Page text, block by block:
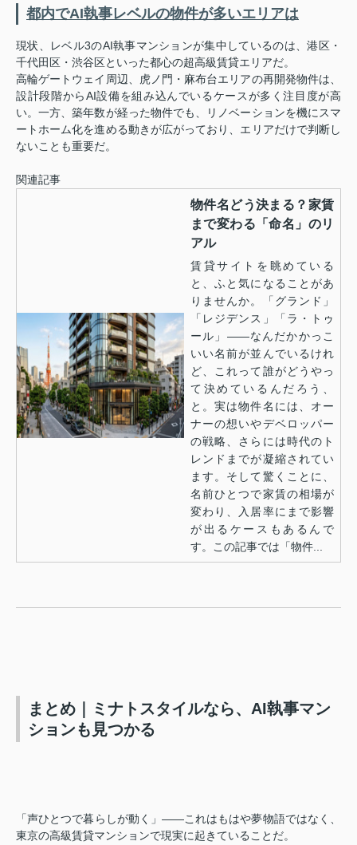
都内でAI執事レベルの物件が多いエリアは
現状、レベル3のAI執事マンションが集中しているのは、港区・
千代田区・渋谷区といった都心の超高級賃貸エリアだ。
高輪ゲートウェイ周辺、虎ノ門・麻布台エリアの再開発物件は、
設計段階からAI設備を組み込んでいるケースが多く注目度が高
い。一方、築年数が経った物件でも、リノベーションを機にスマ
ートホーム化を進める動きが広がっており、エリアだけで判断し
ないことも重要だ。
関連記事
物件名どう決まる？家賃
まで変わる「命名」のリ
アル
賃貸サイトを眺めている
と、ふと気になることがあ
りませんか。「グランド」
「レジデンス」「ラ・トゥ
ール」——なんだかかっこ
いい名前が並んでいるけれ
ど、これって誰がどうやっ
て決めているんだろう、
と。実は物件名には、オー
ナーの想いやデベロッパー
の戦略、さらには時代のト
レンドまでが凝縮されてい
ます。そして驚くことに、
名前ひとつで家賃の相場が
変わり、入居率にまで影響
が出るケースもあるんで
す。この記事では「物件...
まとめ｜ミナトスタイルなら、AI執事マン
ションも見つかる
「声ひとつで暮らしが動く」——これはもはや夢物語ではなく、
東京の高級賃貸マンションで現実に起きていることだ。